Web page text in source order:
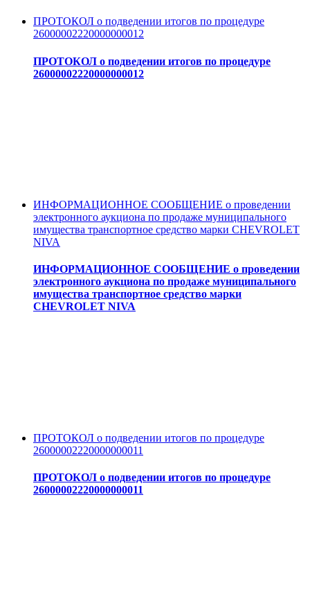
ПРОТОКОЛ о подведении итогов по процедуре
26000002220000000012
ПРОТОКОЛ о подведении итогов по процедуре
26000002220000000012
ИНФОРМАЦИОННОЕ СООБЩЕНИЕ о проведении
электронного аукциона по продаже муниципального
имущества транспортное средство марки CHEVROLET
NIVA
ИНФОРМАЦИОННОЕ СООБЩЕНИЕ о проведении
электронного аукциона по продаже муниципального
имущества транспортное средство марки
CHEVROLET NIVA
ПРОТОКОЛ о подведении итогов по процедуре
26000002220000000011
ПРОТОКОЛ о подведении итогов по процедуре
26000002220000000011